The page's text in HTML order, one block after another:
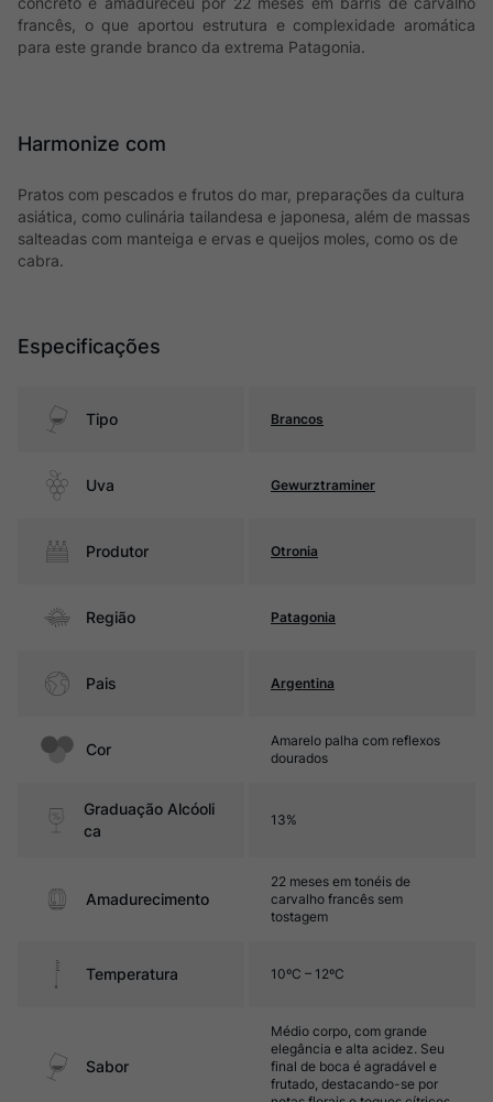
francês, o que aportou estrutura e complexidade aromática
para este grande branco da extrema Patagonia.
Harmonize com
Pratos com pescados e frutos do mar, preparações da cultura
asiática, como culinária tailandesa e japonesa, além de massas
salteadas com manteiga e ervas e queijos moles, como os de
cabra.
Especificações
Tipo Brancos
Uva Gewurztraminer
Produtor Otronia
Região Patagonia
Pais Argentina
Cor
Amarelo palha com reflexos
dourados
Graduação Alcóoli
ca
13%
Amadurecimento
22 meses em tonéis de
carvalho francês sem
tostagem
Temperatura 10ºC – 12ºC
Sabor
Médio corpo, com grande
elegância e alta acidez. Seu
final de boca é agradável e
frutado, destacando-se por